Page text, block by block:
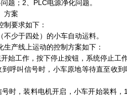
题；2、PLC电源净化问题。
方案
要求如下：
少于四处）的小车自动运料。
产线上运动的控制方案如下：
开始工作，按下停止按钮，系统停止工
到呼叫信号时，小车原地等待直至收
号时，装料电机开启，小车开始装料